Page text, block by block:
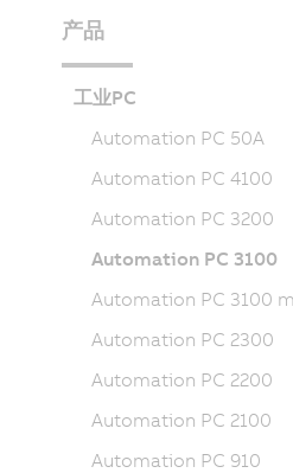
产品
工业PC
Automation PC 50A
Automation PC 4100
Automation PC 3200
Automation PC 3100
Automation PC 3100
Automation PC 2300
Automation PC 2200
Automation PC 2100
Automation PC 910